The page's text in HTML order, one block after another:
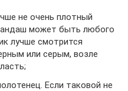
не очень плотный
может быть любого
лучше смотрится
или серым, возле
Если таковой не